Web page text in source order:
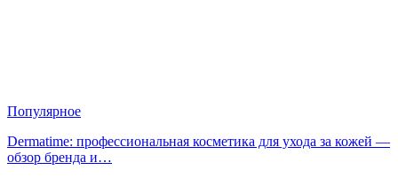
Популярное
Dermatime: профессиональная косметика для ухода за кожей —
обзор бренда и…